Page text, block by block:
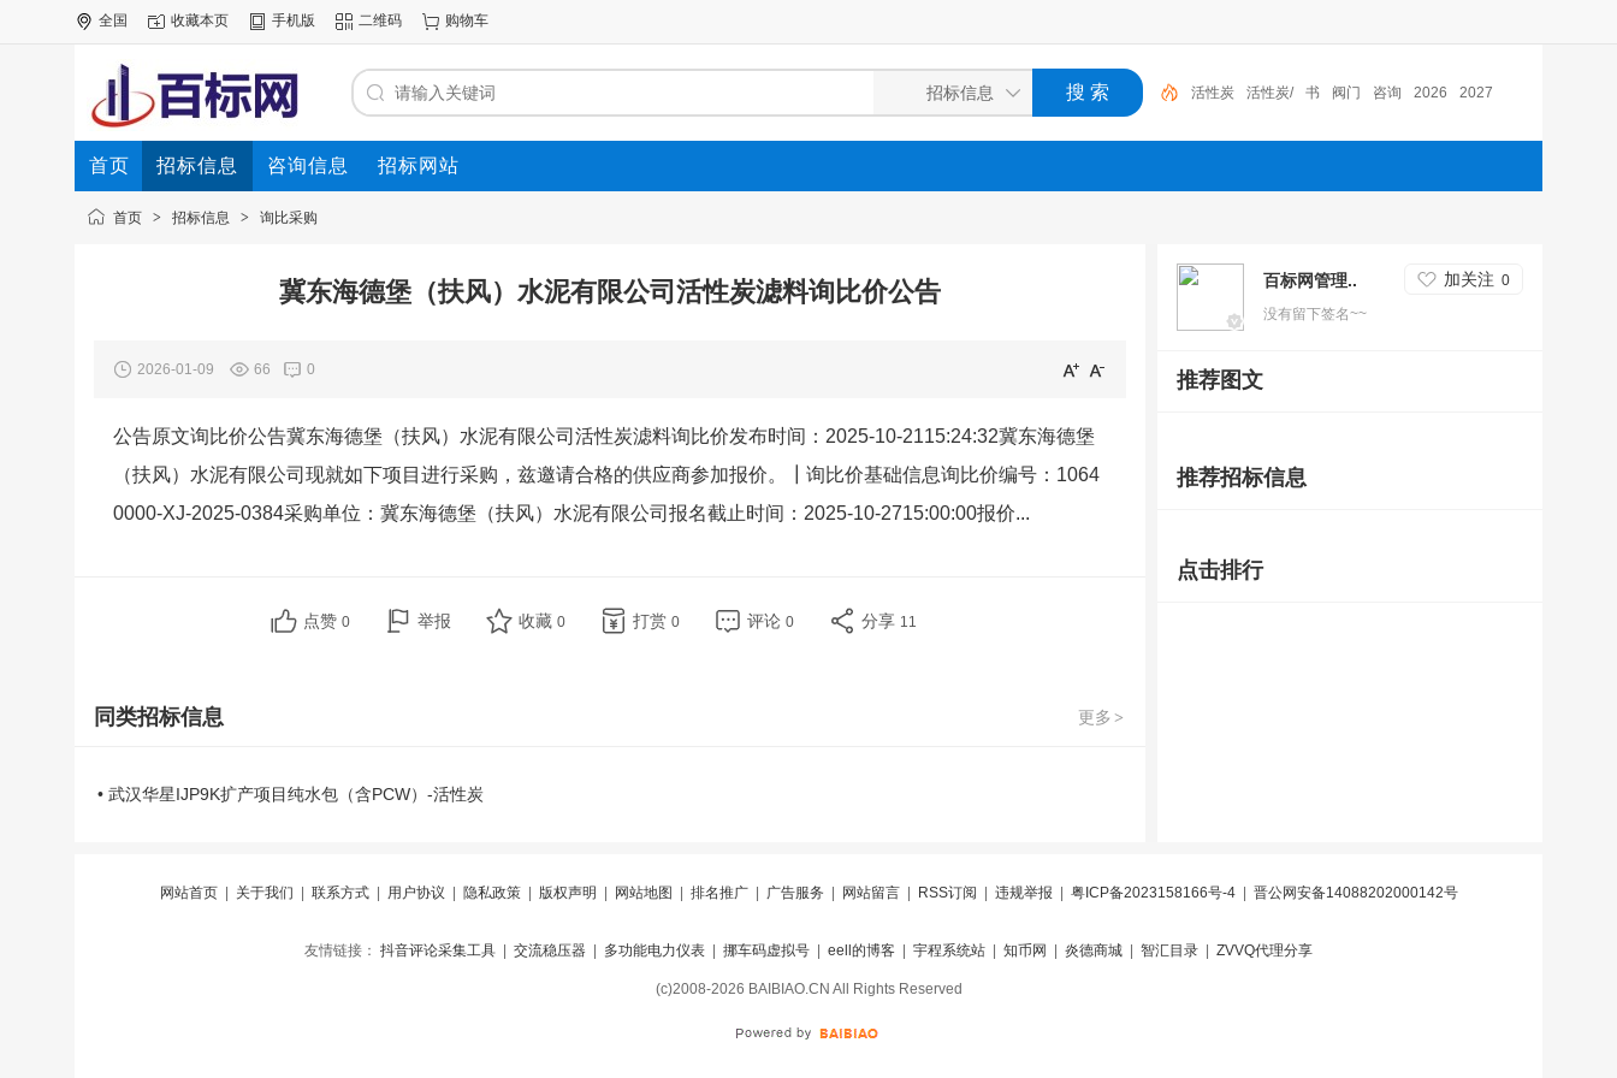
全国 收藏本页 手机版 二维码 购物车
活性炭 活性炭/ 书 阀门 咨询 2026 2027
首页 招标信息 咨询信息 招标网站
首页 > 招标信息 > 询比采购
冀东海德堡（扶风）水泥有限公司活性炭滤料询比价公告
2026-01-09 66 0
公告原文询比价公告冀东海德堡（扶风）水泥有限公司活性炭滤料询比价发布时间：2025-10-2115:24:32冀东海德堡
（扶风）水泥有限公司现就如下项目进行采购，兹邀请合格的供应商参加报价。┃询比价基础信息询比价编号：1064
0000-XJ-2025-0384采购单位：冀东海德堡（扶风）水泥有限公司报名截止时间：2025-10-2715:00:00报价...
点赞 0 举报 收藏 0 打赏 0 评论 0 分享 11
更多 >
同类招标信息
• 武汉华星IJP9K扩产项目纯水包（含PCW）-活性炭
百标网管理.. 加关注 0
没有留下签名~~
推荐图文
推荐招标信息
点击排行
网站首页| 关于我们 联系方式| 用户协议 隐私政策| 版权声明 网站地图 排名推广| 广告服务 网站留言| RSS订阅 违规举报 粤ICP备2023158166号-4| 晋公网安备14088202000142号
友情链接： 抖音评论采集工具 交流稳压器 多功能电力仪表 挪车码虚拟号 eell的博客 宇程系统站 知币网 炎德商城 智汇目录 ZVVQ代理分享
(c)2008-2026 BAIBIAO.CN All Rights Reserved